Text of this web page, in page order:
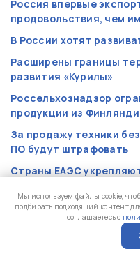
Россия впервые
продовольствия, чем
В России хотят
Расширены границы
развития «Курилы»
Россельхознадзор
продукции из
За продажу техники
ПО будут штрафовать
Страны ЕАЭС
других сферах
Пестицидам,
Мы используем файлы cookie,
подбирать подходящий контент
соглашаетесь с